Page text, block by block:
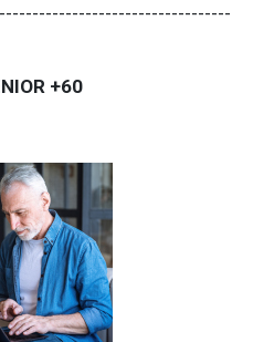
+60